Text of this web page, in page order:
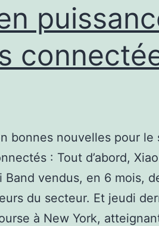
bonnes nouvelles pour le
: Tout d’abord,
Band vendus, en 6 mois,
du secteur. Et jeudi
à New York,